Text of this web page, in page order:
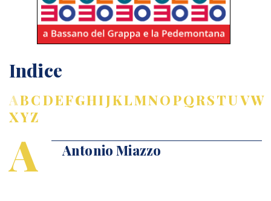
Indice
ABCDEFGHIJKLMNOPQRSTUVW
XYZ
A Antonio Miazzo